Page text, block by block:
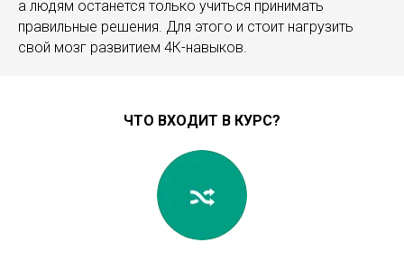
а людям останется только учиться принимать
правильные решения. Для этого и стоит нагрузить
свой мозг развитием 4К-навыков.
ЧТО ВХОДИТ В КУРС?